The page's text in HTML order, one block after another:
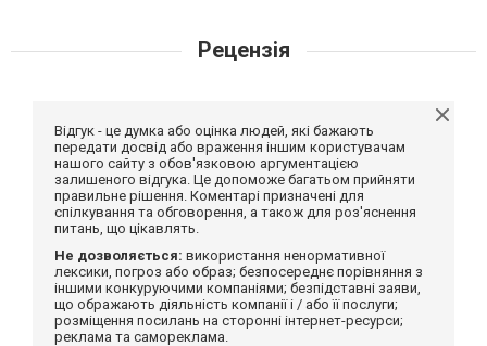
Рецензія
Відгук - це думка або оцінка людей, які бажають
передати досвід або враження іншим користувачам
нашого сайту з обов'язковою аргументацією
залишеного відгука. Це допоможе багатьом прийняти
правильне рішення. Коментарі призначені для
спілкування та обговорення, а також для роз'яснення
питань, що цікавлять.
Не дозволяється: використання ненормативної
лексики, погроз або образ; безпосереднє порівняння з
іншими конкуруючими компаніями; безпідставні заяви,
що ображають діяльність компанії і / або її послуги;
розміщення посилань на сторонні інтернет-ресурси;
реклама та самореклама.